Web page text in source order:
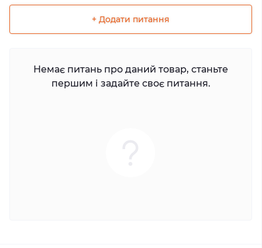
+ Додати питання
Немає питань про даний товар, станьте
першим і задайте своє питання.